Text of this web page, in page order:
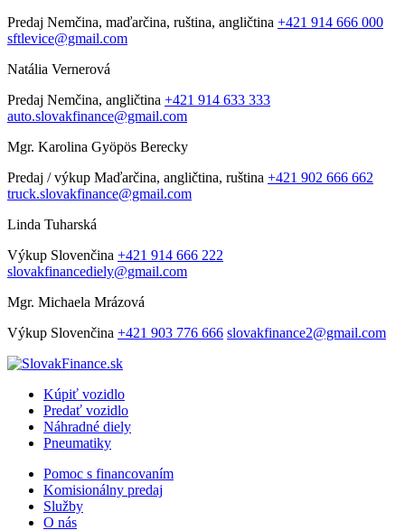
Predaj Nemčina, maďarčina, ruština, angličtina +421 914 666 000
sftlevice@gmail.com
Natália Vernerová
Predaj Nemčina, angličtina +421 914 633 333
auto.slovakfinance@gmail.com
Mgr. Karolina Gyöpös Berecky
Predaj / výkup Maďarčina, angličtina, ruština +421 902 666 662
truck.slovakfinance@gmail.com
Linda Tuharská
Výkup Slovenčina +421 914 666 222
slovakfinancediely@gmail.com
Mgr. Michaela Mrázová
Výkup Slovenčina +421 903 776 666 slovakfinance2@gmail.com
Kúpiť vozidlo
Predať vozidlo
Náhradné diely
Pneumatiky
Pomoc s financovaním
Komisionálny predaj
Služby
O nás